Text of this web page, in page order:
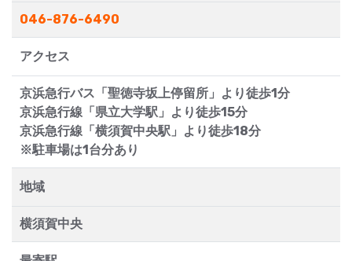
046-876-6490
アクセス
京浜急行バス「聖徳寺坂上停留所」より徒歩1分
京浜急行線「県立大学駅」より徒歩15分
京浜急行線「横須賀中央駅」より徒歩18分
※駐車場は1台分あり
地域
横須賀中央